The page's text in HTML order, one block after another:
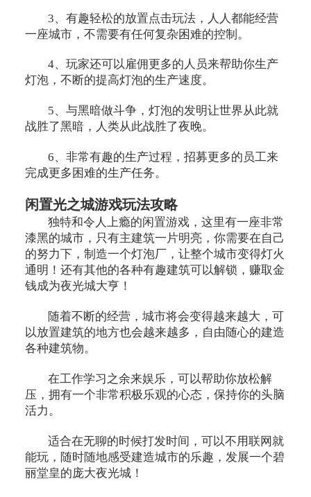
3、有趣轻松的放置点击玩法，人人都能经营
一座城市，不需要有任何复杂困难的控制。
4、玩家还可以雇佣更多的人员来帮助你生产
灯泡，不断的提高灯泡的生产速度。
5、与黑暗做斗争，灯泡的发明让世界从此就
战胜了黑暗，人类从此战胜了夜晚。
6、非常有趣的生产过程，招募更多的员工来
完成更多困难的生产任务。
闲置光之城游戏玩法攻略
独特和令人上瘾的闲置游戏，这里有一座非常
漆黑的城市，只有主建筑一片明亮，你需要在自己
的努力下，制造一个灯泡厂，让整个城市变得灯火
通明！还有其他的各种有趣建筑可以解锁，赚取金
钱成为夜光城大亨！
随着不断的经营，城市将会变得越来越大，可
以放置建筑的地方也会越来越多，自由随心的建造
各种建筑物。
在工作学习之余来娱乐，可以帮助你放松解
压，拥有一个非常积极乐观的心态，保持你的头脑
活力。
适合在无聊的时候打发时间，可以不用联网就
能玩，随时随地感受建造城市的乐趣，发展一个碧
丽堂皇的庞大夜光城！